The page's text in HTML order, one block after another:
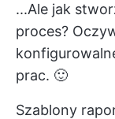
...Ale jak
proces?
prac. 🙂
Szablony